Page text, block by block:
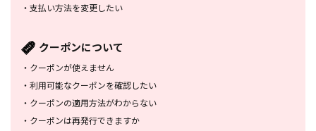
・ 支払い方法を変更したい
クーポンについて
・ クーポンが使えません
・ 利用可能なクーポンを確認したい
・ クーポンの適用方法がわからない
・ クーポンは再発行できますか